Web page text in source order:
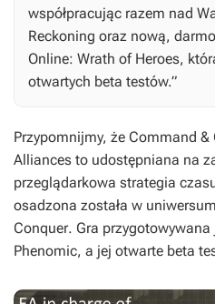
współpracując razem nad
Reckoning oraz nową,
Online: Wrath of Heroes,
otwartych beta testów.”
Przypomnijmy, że Command &
Alliances to udostępniana na
przeglądarkowa strategia
osadzona została w
Conquer. Gra
Phenomic, a jej otwarte beta